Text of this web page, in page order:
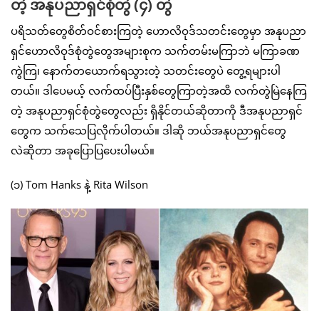
တဲ့ အနုပညာရှင်စုံတွဲ (၄) တွဲ
ပရိသတ်တွေစိတ်ဝင်စားကြတဲ့ ဟောလိဝုဒ်သတင်းတွေမှာ အနုပညာ
ရှင်ဟောလိဝုဒ်စုံတွဲတွေအများစုက သက်တမ်းမကြာဘဲ မကြာခဏ
ကွဲကြ၊ နောက်တယောက်ရသွားတဲ့ သတင်းတွေပဲ တွေ့ရများပါ
တယ်။ ဒါပေမယ့် လက်ထပ်ပြီးနှစ်တွေကြာတဲ့အထိ လက်တွဲမြဲနေကြ
တဲ့ အနုပညာရှင်စုံတွဲတွေလည်း ရှိနိုင်တယ်ဆိုတာကို ဒီအနုပညာရှင်
တွေက သက်သေပြလိုက်ပါတယ်။ ဒါဆို ဘယ်အနုပညာရှင်တွေ
လဲဆိုတာ အခုပြောပြပေးပါမယ်။
(၁) Tom Hanks နဲ့ Rita Wilson